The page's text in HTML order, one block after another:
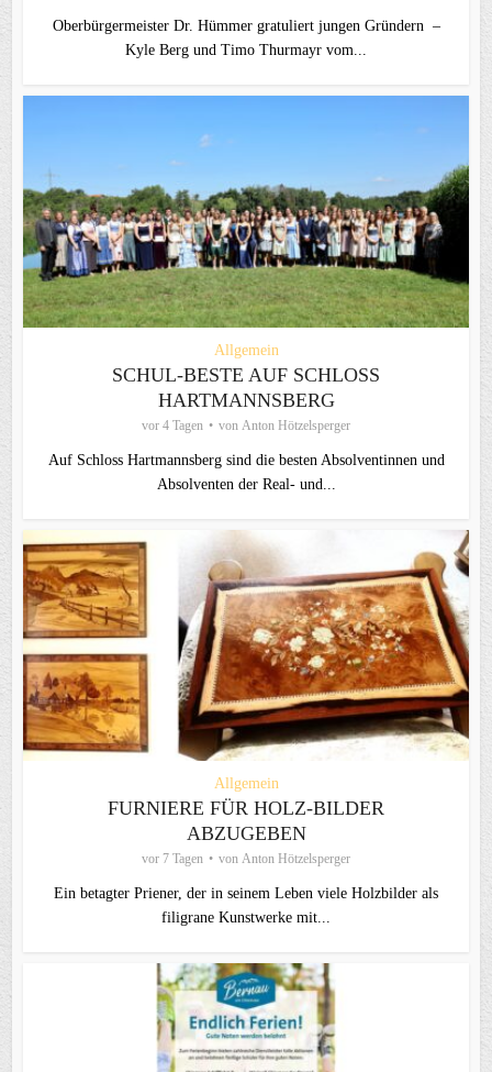
Oberbürgermeister Dr. Hümmer gratuliert jungen Gründern –
Kyle Berg und Timo Thurmayr vom...
Allgemein
SCHUL-BESTE AUF SCHLOSS
HARTMANNSBERG
vor 4 Tagen von Anton Hötzelsperger
Auf Schloss Hartmannsberg sind die besten Absolventinnen und
Absolventen der Real- und...
Allgemein
FURNIERE FÜR HOLZ-BILDER
ABZUGEBEN
vor 7 Tagen von Anton Hötzelsperger
Ein betagter Priener, der in seinem Leben viele Holzbilder als
filigrane Kunstwerke mit...